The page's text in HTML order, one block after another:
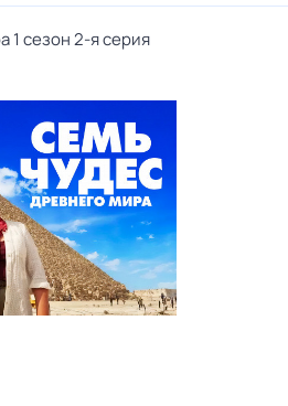
1 сезон 2-я серия